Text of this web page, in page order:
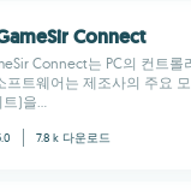
Connect
Connect는 PC의 컨트
프트웨어는 제조사의 주요
트)을...
7.8 k 다운로드